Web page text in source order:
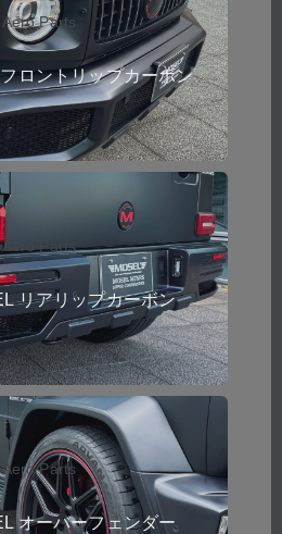
Aero Parts
ロントリップカーボン
Aero Parts
リアリップカーボン
Aero Parts
オーバーフェンダー